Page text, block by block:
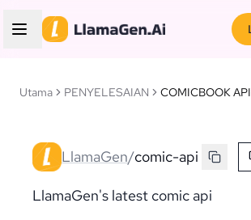
Utama PENYELESAIAN COMICBOOK
LlamaGen/comic-api
LlamaGen's latest comic api